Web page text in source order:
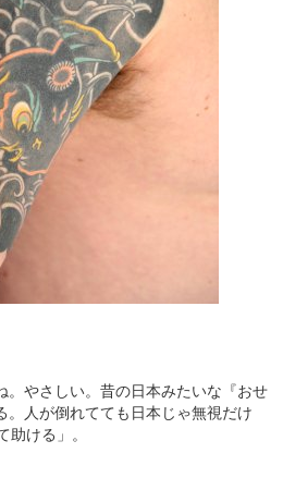
。やさしい。昔の日本みたいな『おせ
。人が倒れてても日本じゃ無視だけ
助ける」。